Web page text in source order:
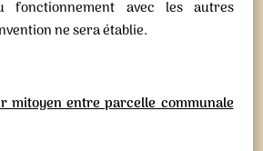
fonctionnement avec les autres
ne sera établie.
mitoyen entre parcelle communale